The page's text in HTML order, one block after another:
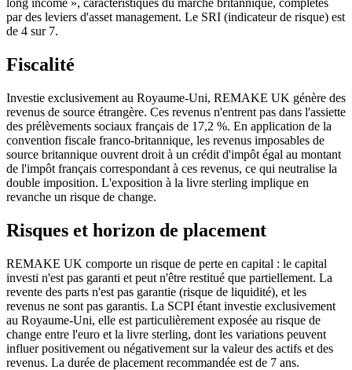
long income », caractéristiques du marché britannique, complétés
par des leviers d'asset management. Le SRI (indicateur de risque) est
de 4 sur 7.
Fiscalité
Investie exclusivement au Royaume-Uni, REMAKE UK génère des
revenus de source étrangère. Ces revenus n'entrent pas dans l'assiette
des prélèvements sociaux français de 17,2 %. En application de la
convention fiscale franco-britannique, les revenus imposables de
source britannique ouvrent droit à un crédit d'impôt égal au montant
de l'impôt français correspondant à ces revenus, ce qui neutralise la
double imposition. L'exposition à la livre sterling implique en
revanche un risque de change.
Risques et horizon de placement
REMAKE UK comporte un risque de perte en capital : le capital
investi n'est pas garanti et peut n'être restitué que partiellement. La
revente des parts n'est pas garantie (risque de liquidité), et les
revenus ne sont pas garantis. La SCPI étant investie exclusivement
au Royaume-Uni, elle est particulièrement exposée au risque de
change entre l'euro et la livre sterling, dont les variations peuvent
influer positivement ou négativement sur la valeur des actifs et des
revenus. La durée de placement recommandée est de 7 ans.